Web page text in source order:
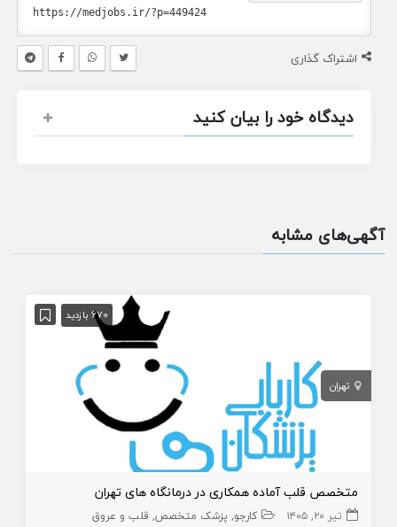
اشتراک گذاری
دیدگاه خود را بیان کنید
آگهی‌های مشابه
670 بازدید
تهران
متخصص قلب آماده همکاری در درمانگاه های تهران
تیر ۲۰, ۱۴۰۵ کارجو پزشک متخصص قلب و عروق